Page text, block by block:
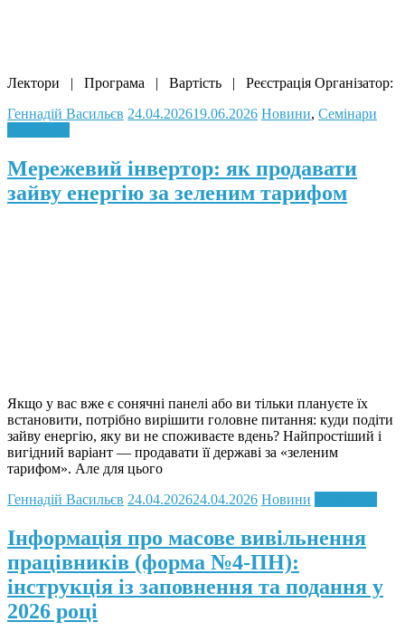
Лектори | Програма | Вартість | Реєстрація Організатор:
Геннадій Васильєв 24.04.202619.06.2026 Новини, Семінари
Мережевий інвертор: як продавати
зайву енергію за зеленим тарифом
Якщо у вас вже є сонячні панелі або ви тільки плануєте їх
встановити, потрібно вирішити головне питання: куди подіти
зайву енергію, яку ви не споживаєте вдень? Найпростіший і
вигідний варіант — продавати її державі за «зеленим
тарифом». Але для цього
Геннадій Васильєв 24.04.202624.04.2026 Новини
Інформація про масове вивільнення
працівників (форма №4-ПН):
інструкція із заповнення та подання у
2026 році